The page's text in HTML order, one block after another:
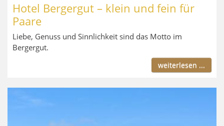
Hotel Bergergut – klein und fein für
Paare
Liebe, Genuss und Sinnlichkeit sind das Motto im
Bergergut.
weiterlesen ...